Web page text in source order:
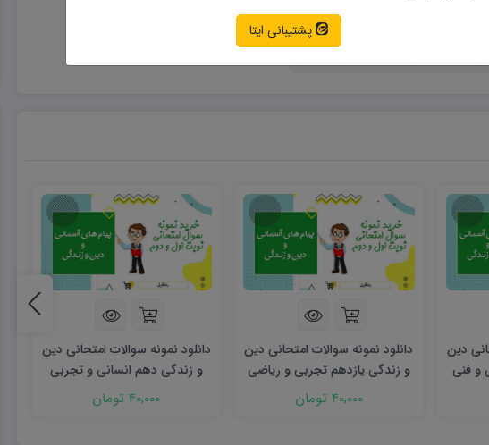
نمونه سوالات امتحانی دین و زندگی
دین و زندگی یازدهم انسانی و تجربی
دین
و فنی
دانلود نمونه سوالات امتحانی دین
و زندگی یازدهم تجربی و ریاضی
شهریور ۱۴۰۳ word
40,000 تومان
دانلود نمونه سوالات امتحانی دین
و زندگی دهم انسانی و تجربی
40,000 تومان
پشتیبانی ایتا